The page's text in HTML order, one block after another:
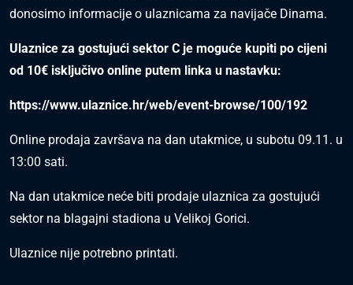
donosimo informacije o ulaznicama za navijače Dinama.
Ulaznice za gostujući sektor C je moguće kupiti po cijeni
od 10€ isključivo online putem linka u nastavku:
https://www.ulaznice.hr/web/event-browse/100/192
Online prodaja završava na dan utakmice, u subotu 09.11. u
13:00 sati.
Na dan utakmice neće biti prodaje ulaznica za gostujući
sektor na blagajni stadiona u Velikoj Gorici.
Ulaznice nije potrebno printati.